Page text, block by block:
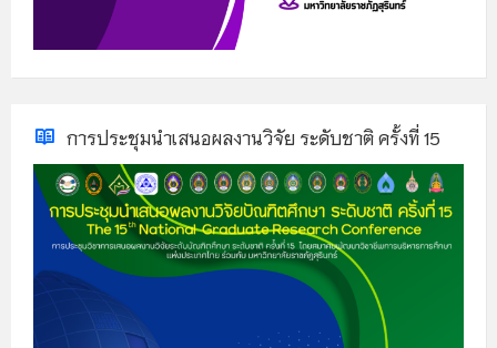
การประชุมนำเสนอผลงานวิจัย ระดับชาติ ครั้งที่ 15